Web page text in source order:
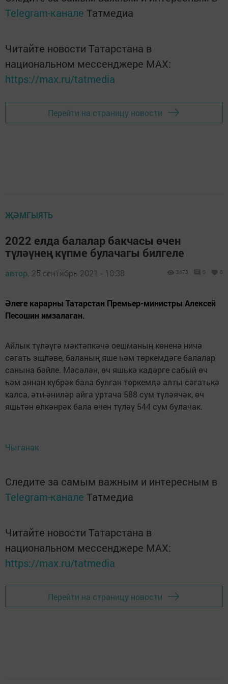
Telegram-канале Татмедиа
Читайте новости Татарстана в
национальном мессенджере MАХ:
https://max.ru/tatmedia
Перейти на страницу новости
ҖӘМГЫЯТЬ
2022 елда балалар бакчасы өчен
түләүнең күпме булачагы билгеле
автор, 25 сентябрь 2021 - 10:38 3473 0 0
Әлеге карарны Татарстан Премьер-министры Алексей
Песошин имзалаган.
Айлык түләүгә мәктәпкәчә оешманың көненә ничә
сәгать эшләве, баланың яше һәм төркемдәге балалар
санына бәйле. Мәсәлән, өч яшькә кадәрге сабый өч
һәм аннан күбрәк бала булган төркемдә алты сәгатькә
калса, әти-әниләр айга уртача 588 сум түләячәк, өч
яшьтән өлкәнрәк бала өчен түләү 544 сум булачак.
Чыганак
Следите за самым важным и интересным в
Telegram-канале Татмедиа
Читайте новости Татарстана в
национальном мессенджере MАХ:
https://max.ru/tatmedia
Перейти на страницу новости